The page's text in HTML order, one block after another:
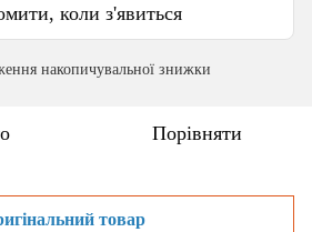
коли з'явиться
накопичувальної знижки
Порівняти
товар